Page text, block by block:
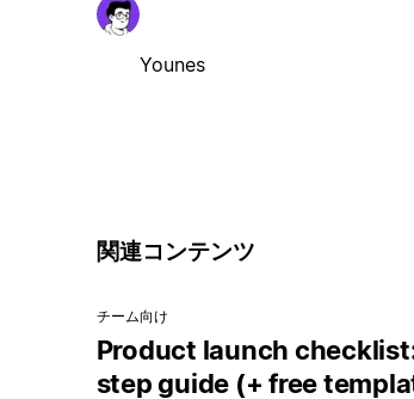
Younes
関連コンテンツ
チーム向け
Product launch
step guide (+ free